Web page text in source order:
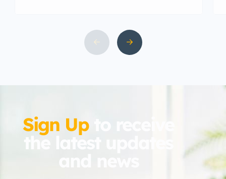
कमला (श्रीकुल) तथा काली, छिन्नमस्ता, धूमावती
और बगलामुखी (कालीकुल) शामिल हैं, जबकि तारा
Sign Upto receive
the latest updates